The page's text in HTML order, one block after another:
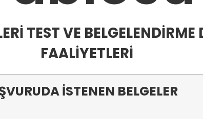
TEST VE
FAALİYETLERİ
İSTENEN BELGELER